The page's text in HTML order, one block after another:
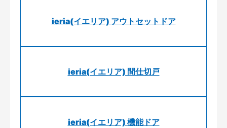
ieria(イエリア) アウトセットドア
ieria(イエリア) 間仕切戸
ieria(イエリア) 機能ドア